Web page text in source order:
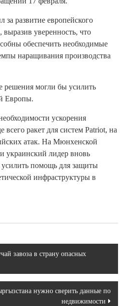
развитие европейского
уверенность, что
обеспечить необходимые
наращивания производства
решения могли бы усилить
Европы.
ускорения
ракет для систем Patriot, на
атак. На Мюнхенской
украинский лидер вновь
усилить помощь для защиты
инфраструктуры в
завоза в страну опасных
нужно сверить данные по
недвижимости